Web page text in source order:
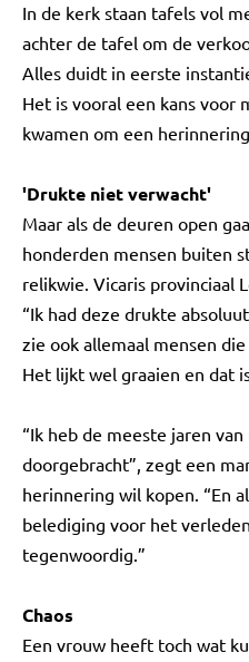
In de kerk staan tafels vol
achter de tafel om de
Alles duidt in eerste
Het is vooral een kans voor
kwamen om een
'Drukte niet verwacht'
Maar als de deuren open
honderden mensen buiten
relikwie. Vicaris provinciaal
“Ik had deze drukte
zie ook allemaal mensen
Het lijkt wel graaien en dat
“Ik heb de meeste jaren
doorgebracht”, zegt een
herinnering wil kopen. “En
belediging voor het
tegenwoordig.”
Chaos
Een vrouw heeft toch wat